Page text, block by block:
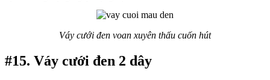
Váy cưới đen voan xuyên thấu cuốn hút
#15. Váy cưới đen 2 dây